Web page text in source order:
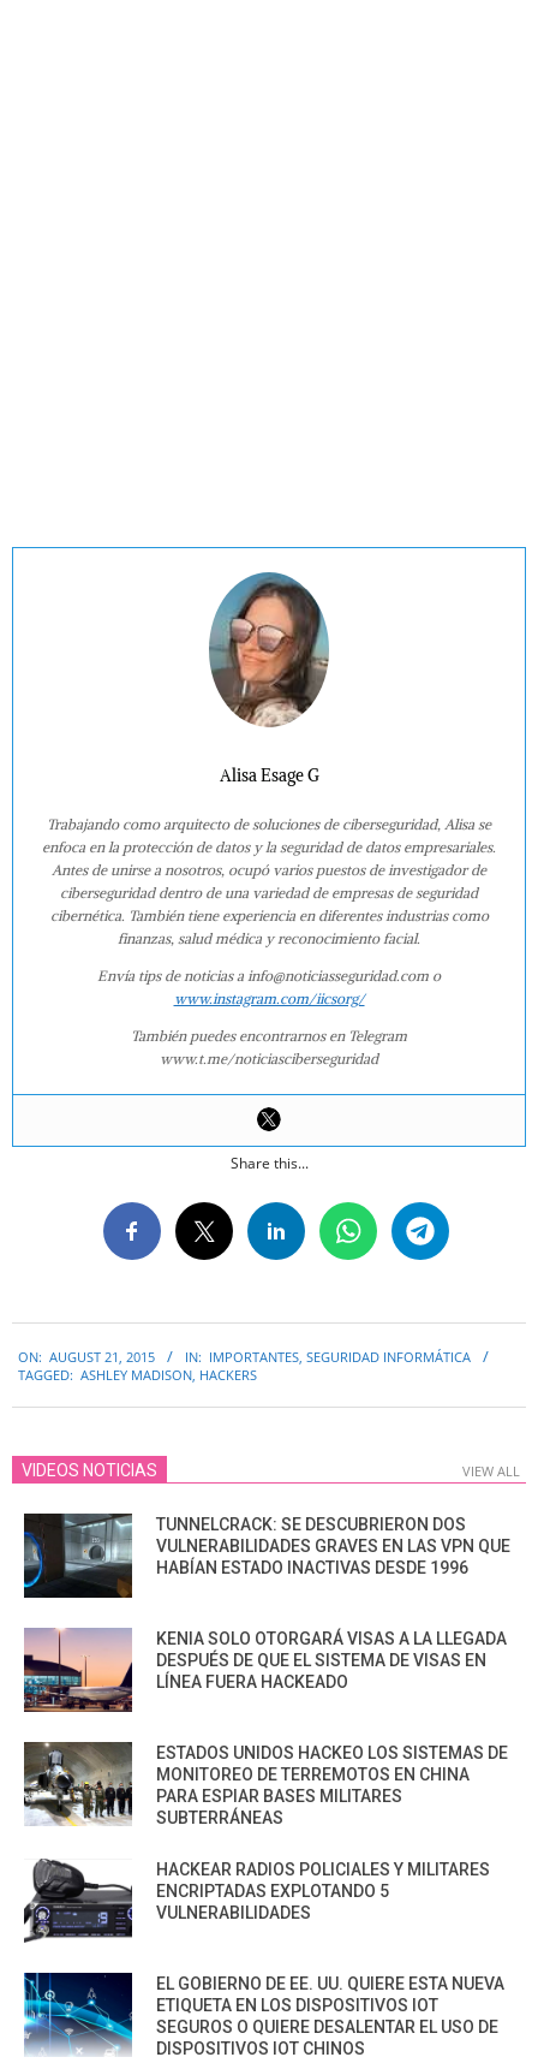
Alisa Esage G
Trabajando como arquitecto de soluciones de ciberseguridad, Alisa se
enfoca en la protección de datos y la seguridad de datos empresariales.
Antes de unirse a nosotros, ocupó varios puestos de investigador de
ciberseguridad dentro de una variedad de empresas de seguridad
cibernética. También tiene experiencia en diferentes industrias como
finanzas, salud médica y reconocimiento facial.
Envía tips de noticias a info@noticiasseguridad.com o
www.instagram.com/iicsorg/
También puedes encontrarnos en Telegram
www.t.me/noticiasciberseguridad
Share this...
08-
ON: AUGUST 21, 2015 IN: IMPORTANTES SEGURIDAD INFORMÁTICA
TAGGED: ASHLEY MADISON HACKERS
VIDEOS NOTICIAS VIEW ALL
TUNNELCRACK: SE DESCUBRIERON DOS
VULNERABILIDADES GRAVES EN LAS VPN QUE
HABÍAN ESTADO INACTIVAS DESDE 1996
KENIA SOLO OTORGARÁ VISAS A LA LLEGADA
DESPUÉS DE QUE EL SISTEMA DE VISAS EN
LÍNEA FUERA HACKEADO
ESTADOS UNIDOS HACKEO LOS SISTEMAS DE
MONITOREO DE TERREMOTOS EN CHINA
PARA ESPIAR BASES MILITARES
SUBTERRÁNEAS
HACKEAR RADIOS POLICIALES Y MILITARES
ENCRIPTADAS EXPLOTANDO 5
VULNERABILIDADES
EL GOBIERNO DE EE. UU. QUIERE ESTA NUEVA
ETIQUETA EN LOS DISPOSITIVOS IOT
SEGUROS O QUIERE DESALENTAR EL USO DE
DISPOSITIVOS IOT CHINOS